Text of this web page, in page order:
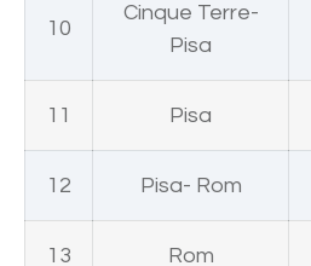
10
Cinque Terre-
Pisa
11 Pisa
12 Pisa- Rom
13 Rom